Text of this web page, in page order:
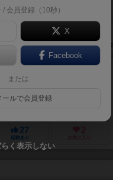
10分前後
アブストラクトもどき
駒は７人の兵隊と王、８駒。 ８✕
をそれぞれにズラリと並べる。 王
置。 あとの兵隊は...
Matsumoto）
）
27
経験あり
/ 会員登録（10秒）
X
Facebook
または
ールで会員登録
らく表示しない